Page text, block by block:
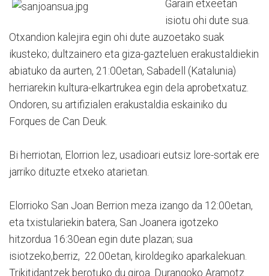
Garain etxeetan
isiotu ohi dute sua.
Otxandion kalejira egin ohi dute auzoetako suak
ikusteko; dultzainero eta giza-gazteluen erakustaldiekin
abiatuko da aurten, 21:00etan, Sabadell (Katalunia)
herriarekin kultura-elkartrukea egin dela aprobetxatuz.
Ondoren, su artifizialen erakustaldia eskainiko du
Forques de Can Deuk.
Bi herriotan, Elorrion lez, usadioari eutsiz lore-sortak ere
jarriko dituzte etxeko atarietan.
Elorrioko San Joan Berrion meza izango da 12:00etan,
eta txistulariekin batera, San Joanera igotzeko
hitzordua 16:30ean egin dute plazan; sua
isiotzeko,berriz, 22.00etan, kiroldegiko aparkalekuan.
Trikitidantzek berotuko du giroa. Durangoko Aramotz